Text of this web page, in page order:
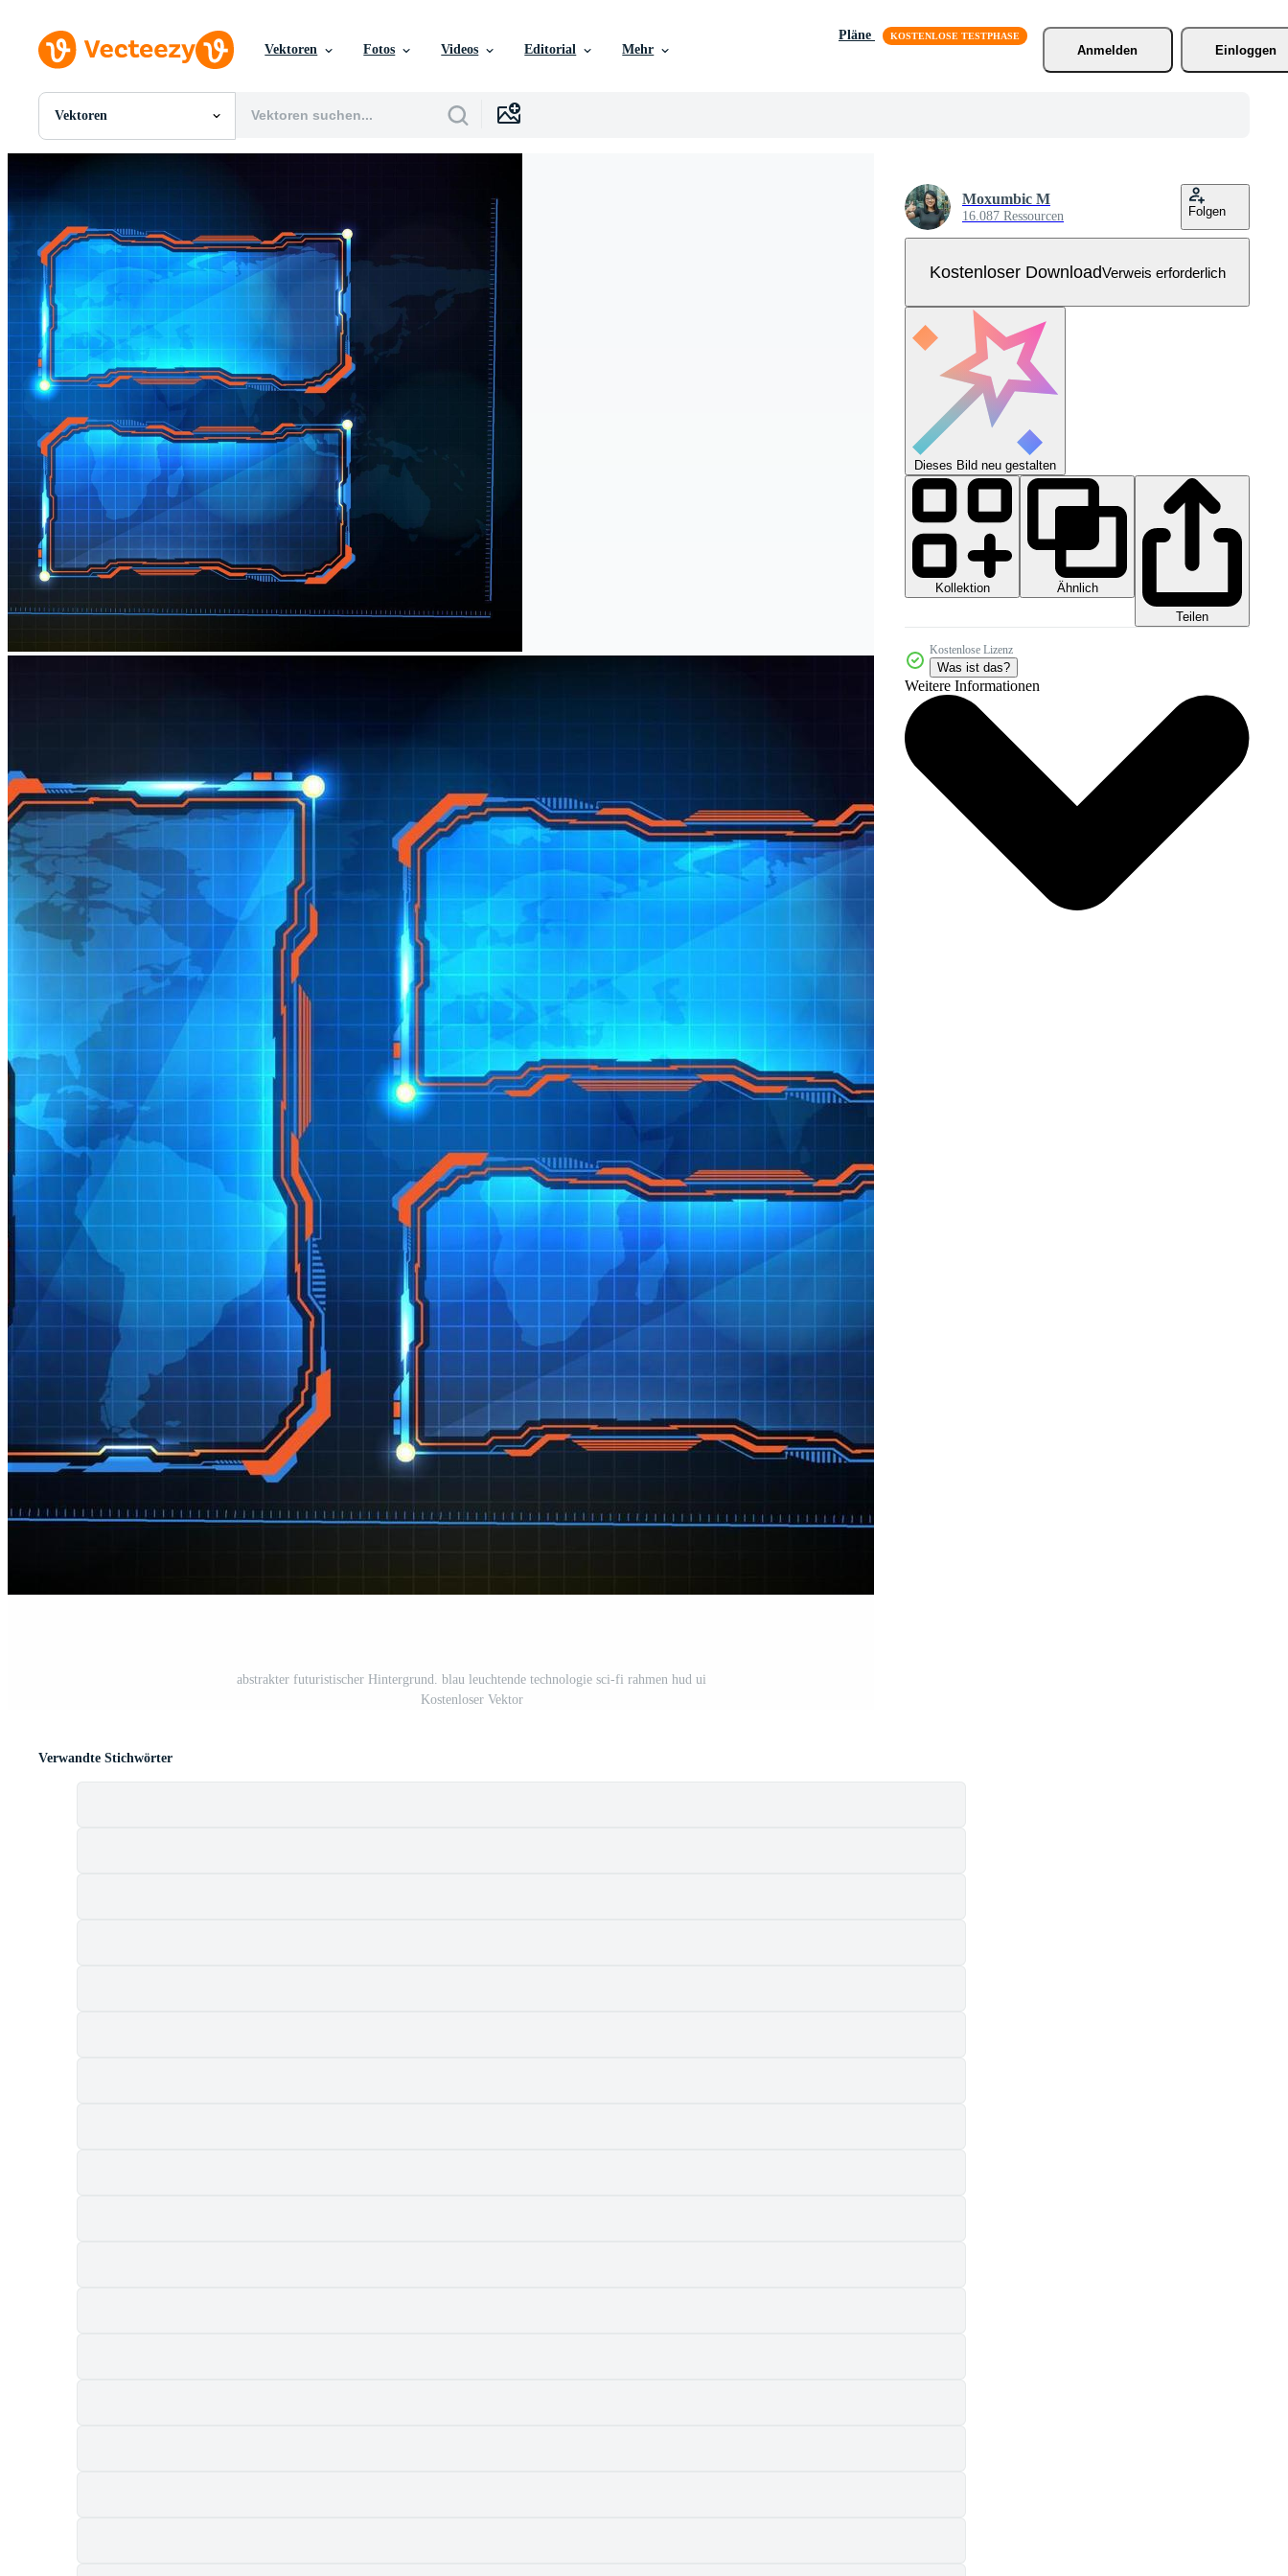
Vektoren Fotos Videos Editorial Mehr
Pläne
Anmelden
Einloggen
Vektoren
Alle Bilder
Vorlagen
Vektoren
Videos
Motion Graphics
Redaktionelle Bilder
Redaktionelle Ereignisse
abstrakter futuristischer Hintergrund. blau leuchtende technologie sci-fi rahmen hud ui
Kostenloser Vektor
Moxumbic M
16.087 Ressourcen Folgen
Kostenloser DownloadVerweis erforderlich
Dieses Bild neu gestalten
Kollektion
Ähnlich
Teilen
Kostenlose Lizenz
Was ist das?
Weitere Informationen
Verwandte Stichwörter